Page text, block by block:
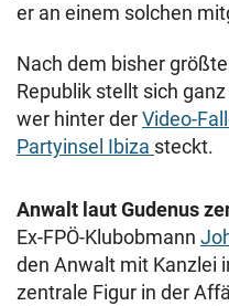
er an einem solchen
Nach dem bisher
Republik stellt sich
wer hinter derVideo-
Partyinsel Ibiza steckt.
Anwalt laut Gudenus
Ex-FPÖ-Klubobmann
den Anwalt mit Kanzlei
zentrale Figur in der